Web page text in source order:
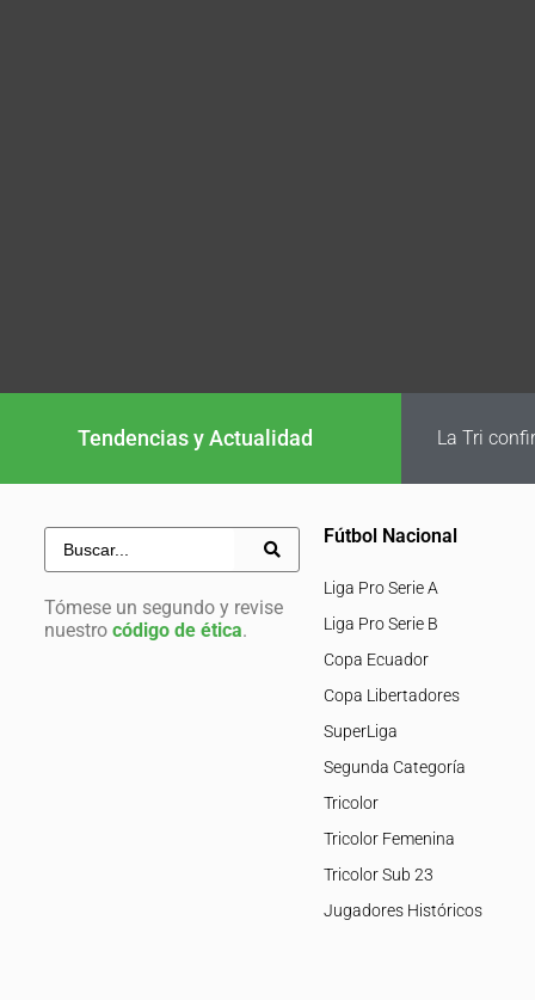
Tendencias y Actualidad La Tri
Tómese un segundo y revise
nuestro código de ética.
Fútbol Nacional
Liga Pro Serie A
Liga Pro Serie B
Copa Ecuador
Copa Libertadores
SuperLiga
Segunda Categoría
Tricolor
Tricolor Femenina
Tricolor Sub 23
Jugadores Históricos